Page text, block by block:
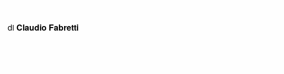
di Claudio Fabretti